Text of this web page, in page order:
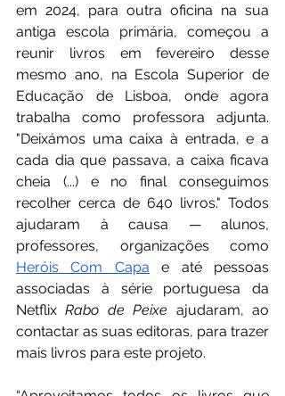
em 2024, para outra oficina na sua
antiga escola primária, começou a
reunir livros em fevereiro desse
mesmo ano, na Escola Superior de
Educação de Lisboa, onde agora
trabalha como professora adjunta.
"Deixámos uma caixa à entrada, e a
cada dia que passava, a caixa ficava
cheia (...) e no final conseguimos
recolher cerca de 640 livros." Todos
ajudaram à causa — alunos,
Heróis Com Capa e até pessoas
associadas à série portuguesa da
Netflix Rabo de Peixe ajudaram, ao
contactar as suas editoras, para trazer
mais livros para este projeto.